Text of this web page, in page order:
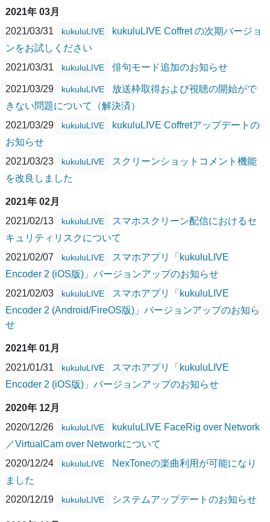
2021年 03月
2021/03/31
kukuluLIVE
kukuluLIVE Coffret の次期バージョ
ンをお試しください
2021/03/31
kukuluLIVE 俳句モード追加のお知らせ
2021/03/29 kukuluLIVE
放送枠取得および視聴の開始がで
きない問題について（解決済）
2021/03/29
kukuluLIVE
kukuluLIVE Coffretアップデートの
お知らせ
2021/03/23
kukuluLIVE
スクリーンショットコメント機能
を改良しました
2021年 02月
2021/02/13
kukuluLIVE
スマホスクリーン配信におけるセ
キュリティリスクについて
2021/02/07
kukuluLIVE
スマホアプリ「kukuluLIVE
Encoder 2 (iOS版)」バージョンアップのお知らせ
2021/02/03
kukuluLIVE
スマホアプリ「kukuluLIVE
Encoder 2 (Android/FireOS版)」バージョンアップのお知ら
せ
2021年 01月
2021/01/31
kukuluLIVE
スマホアプリ「kukuluLIVE
Encoder 2 (iOS版)」バージョンアップのお知らせ
2020年 12月
2020/12/26
kukuluLIVE
kukuluLIVE FaceRig over Network
／VirtualCam over Networkについて
2020/12/24
kukuluLIVE
NexToneの楽曲利用が可能になり
ました
2020/12/19
kukuluLIVE システムアップデートのお知らせ